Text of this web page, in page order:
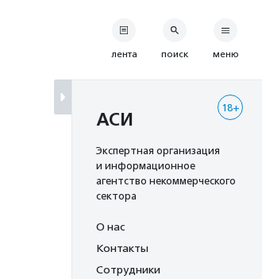
лента поиск меню
18+
АСИ
Экспертная организация
и информационное
агентство некоммерческого
сектора
О нас
Контакты
Сотрудники